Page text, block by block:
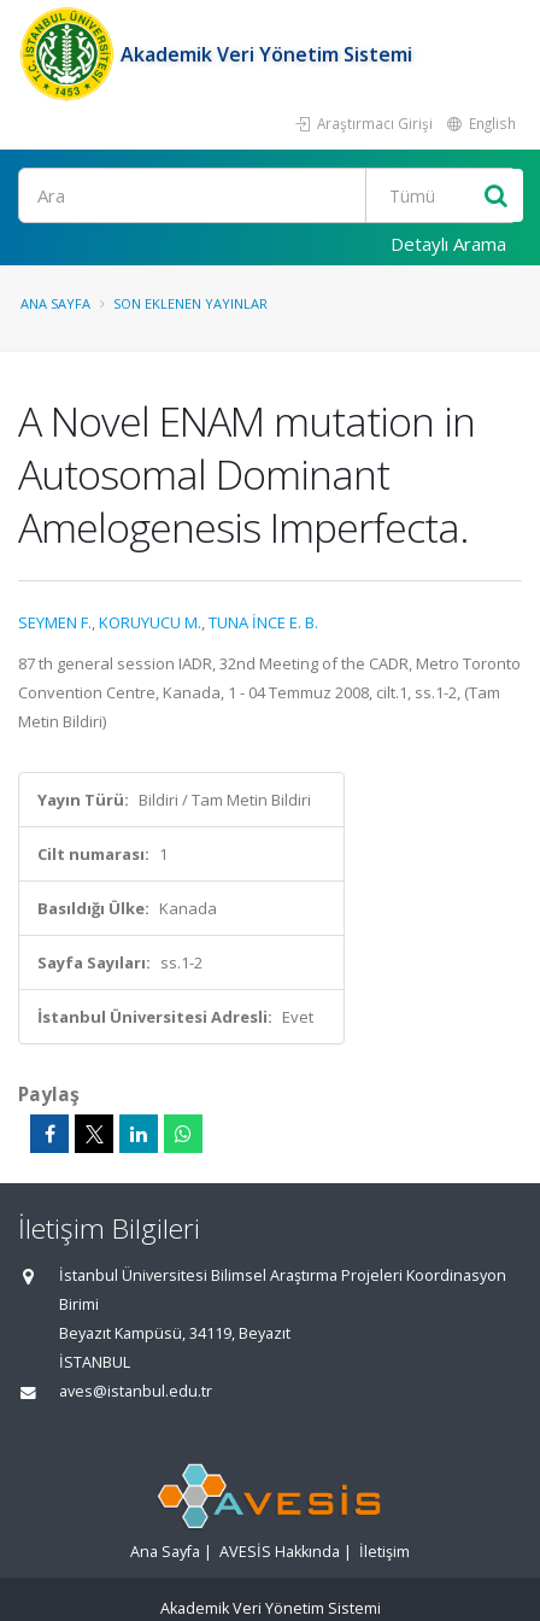
Akademik Veri Yönetim Sistemi
Araştırmacı Girişi English
Ara
Detaylı Arama
ANA SAYFA SON EKLENEN YAYINLAR
A Novel ENAM mutation in
Autosomal Dominant
Amelogenesis Imperfecta.
SEYMEN F.,KORUYUCU M.,TUNA İNCE E. B.
87 th general session IADR, 32nd Meeting of the CADR, Metro Toronto
Convention Centre, Kanada, 1 - 04 Temmuz 2008, cilt.1, ss.1-2, (Tam
Metin Bildiri)
Yayın Türü: Bildiri / Tam Metin Bildiri
Cilt numarası: 1
Basıldığı Ülke: Kanada
Sayfa Sayıları: ss.1-2
İstanbul Üniversitesi Adresli: Evet
Paylaş
İletişim Bilgileri
İstanbul Üniversitesi Bilimsel Araştırma Projeleri Koordinasyon
Birimi
Beyazıt Kampüsü, 34119, Beyazıt
İSTANBUL
aves@istanbul.edu.tr
Ana Sayfa | AVESİS Hakkında | İletişim
Akademik Veri Yönetim Sistemi